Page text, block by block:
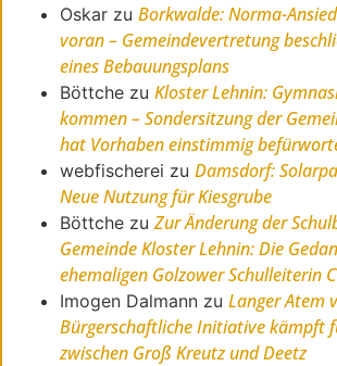
Oskar zu Borkwalde: Norma-
voran – Gemeindevertretung
eines Bebauungsplans
Böttche zu Kloster Lehnin:
kommen – Sondersitzung der
hat Vorhaben einstimmig
webfischerei zu Damsdorf:
Neue Nutzung für Kiesgrube
Böttche zuZur Änderung der
Gemeinde Kloster Lehnin: Die
ehemaligen Golzower Schulleiterin
Imogen Dalmann zu Langer Atem
Bürgerschaftliche Initiative kämpft
zwischen Groß Kreutz und Deetz